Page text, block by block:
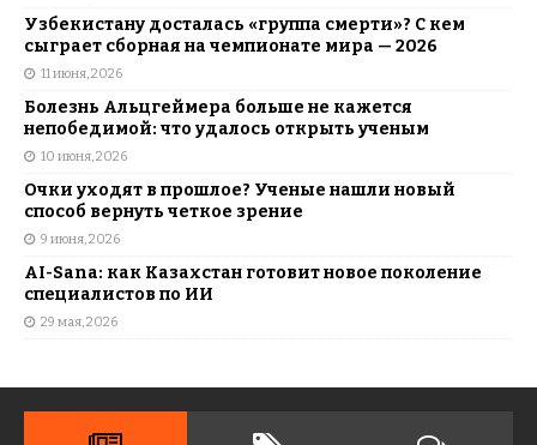
Узбекистану досталась «группа смерти»? С кем
сыграет сборная на чемпионате мира — 2026
11 июня, 2026
Болезнь Альцгеймера больше не кажется
непобедимой: что удалось открыть ученым
10 июня, 2026
Очки уходят в прошлое? Ученые нашли новый
способ вернуть четкое зрение
9 июня, 2026
AI-Sana: как Казахстан готовит новое поколение
специалистов по ИИ
29 мая, 2026